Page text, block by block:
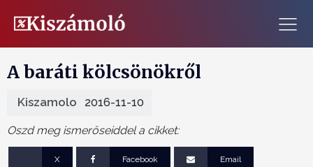
A baráti kölcsönökről
Kiszamolo 2016-11-10
Oszd meg ismerőseiddel a cikket:
X Facebook Email